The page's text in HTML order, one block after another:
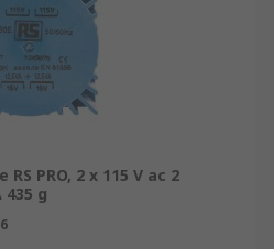
PRO, 2 x 115 V ac 2
g